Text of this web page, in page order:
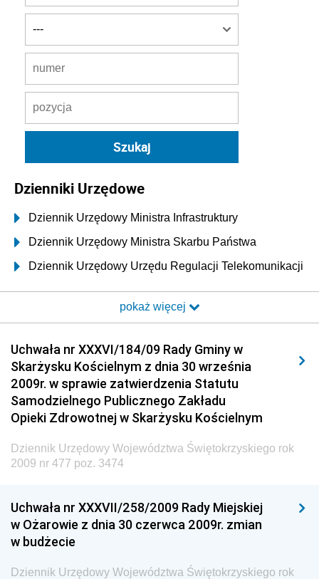
Dzienniki Urzędowe
Dziennik Urzędowy Ministra Infrastruktury
Dziennik Urzędowy Ministra Skarbu Państwa
Dziennik Urzędowy Urzędu Regulacji Telekomunikacji
Dziennik Urzędowy Ministra Transportu i Budownictwa
Elektronicznej
Dziennik Urzędowy Ministra Spraw Wewnętrznych i
Administracji
Dziennik Urzędowy Ministra Transportu
Dziennik Urzędowy Ministra Budownictwa
Dziennik Urzędowy Ministra Nauki i Szkolnictwa
Dziennik Urzędowy Głównego Urzędu Miar
Dziennik Urzędowy Ministra Rolnictwa i Rozwoju Wsi
Sportu
pokaż więcej
Uchwała nr XXXVI/184/09 Rady Gminy w
Skarżysku Kościelnym z dnia 30 września
2009r. w sprawie zatwierdzenia Statutu
Samodzielnego Publicznego Zakładu
Opieki Zdrowotnej w Skarżysku Kościelnym
Dziennik Urzędowy Województwa Świętokrzyskiego rok
2009 nr 477 poz. 3474
Uchwała nr XXXVII/258/2009 Rady Miejskiej
w Ożarowie z dnia 30 czerwca 2009r. zmian
w budżecie
Dziennik Urzędowy Województwa Świętokrzyskiego rok